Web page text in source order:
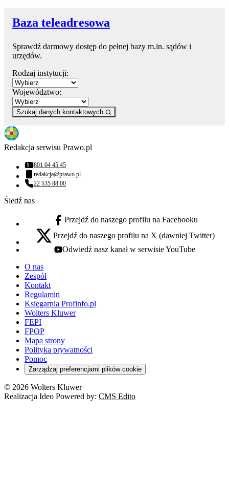
Baza teleadresowa
Sprawdź darmowy dostęp do pełnej bazy m.in. sądów i
urzędów.
Rodzaj instytucji:
Województwo:
Szukaj danych kontaktowych
Redakcja serwisu Prawo.pl
Numer telefonu:
801 04 45 45
Adres email:
redakcja@prawo.pl
Numer telefonu:
22 535 88 00
Śledź nas
facebook - otwiera się w nowej karcie
Przejdź do naszego profilu na Facebooku
x - otwiera się w nowej karcie
Przejdź do naszego profilu na X (dawniej Twitter)
youtube - otwiera się w nowej karcie
Odwiedź nasz kanał w serwisie YouTube
O nas
Zespół
Kontakt
Regulamin
Księgarnia Profinfo.pl
Wolters Kluwer
FEPI
FPOP
Mapa strony
Polityka prywatności
Pomoc
Zarządzaj preferencjami plików cookie
© 2026 Wolters Kluwer
Realizacja Ideo Powered by: CMS Edito